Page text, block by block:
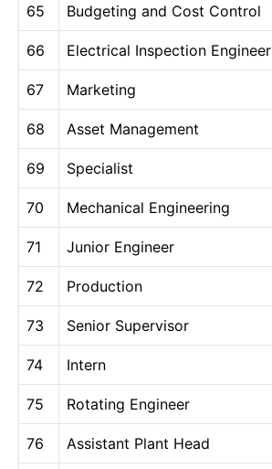
65 Budgeting and Cost Control
66 Electrical Inspection Engineer
67 Marketing
68 Asset Management
69 Specialist
70 Mechanical Engineering
71 Junior Engineer
72 Production
73 Senior Supervisor
74 Intern
75 Rotating Engineer
76 Assistant Plant Head